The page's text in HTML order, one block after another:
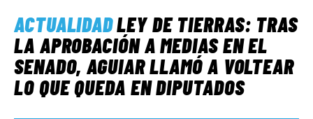
ACTUALIDADLEY DE TIERRAS: TRAS
LA APROBACIÓN A MEDIAS EN EL
SENADO, AGUIAR LLAMÓ A VOLTEAR
LO QUE QUEDA EN DIPUTADOS